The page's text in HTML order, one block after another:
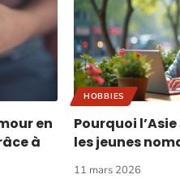
en
à
HOBBIES
Pourquoi
les jeunes
11 mars 2026